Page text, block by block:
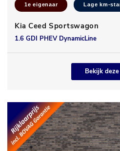
1e eigenaar Lage km-
Kia Ceed Sportswagon
1.6 GDI PHEV DynamicLine
Bekijk